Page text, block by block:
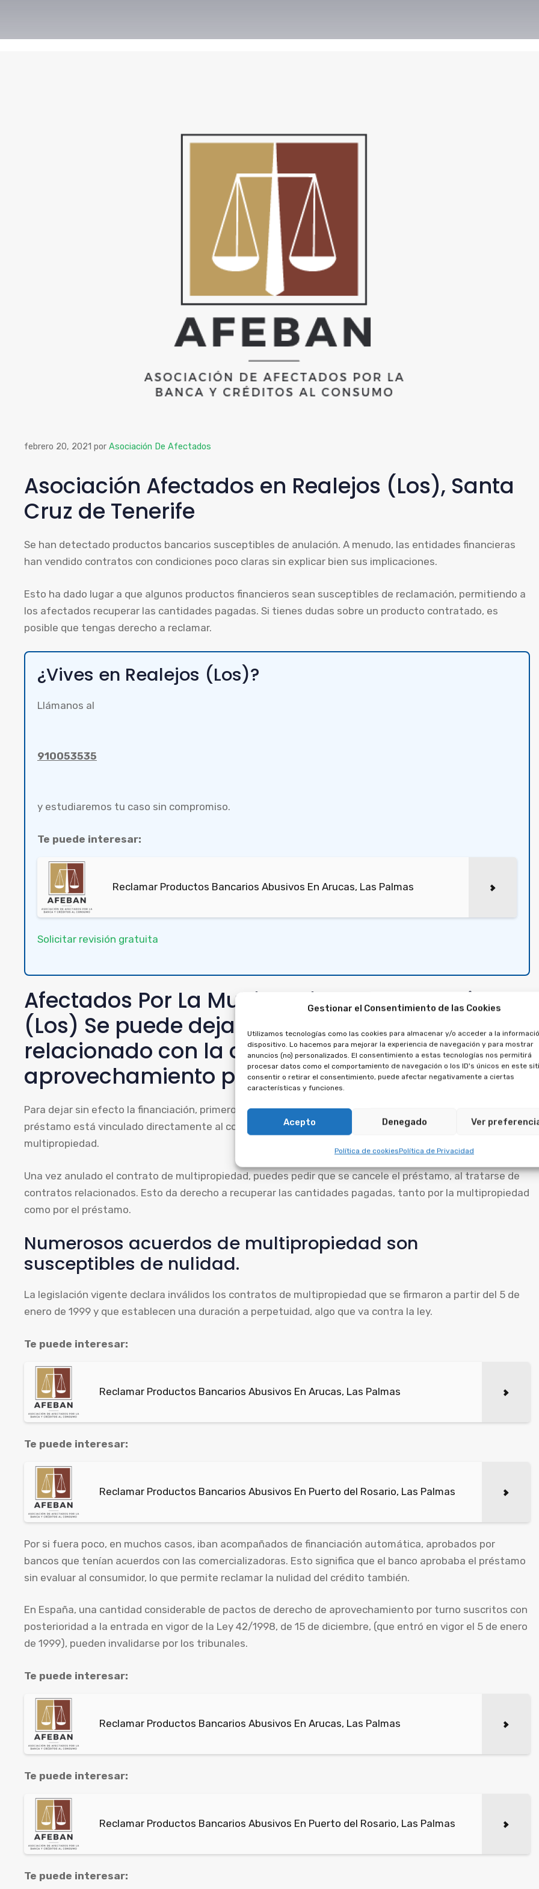
Gestionar el Consentimiento de las Cookies
Utilizamos tecnologías como las cookies para almacenar y/o acceder a la
dispositivo. Lo hacemos para mejorar la experiencia de navegación y para mostrar
anuncios (no) personalizados. El consentimiento a estas tecnologías nos permitirá
procesar datos como el comportamiento de navegación o los ID's únicos en este
consentir o retirar el consentimiento, puede afectar negativamente a ciertas
características y funciones.
Acepto Denegado Ver
Política de cookiesPolítica de Privacidad
febrero 20, 2021 por Asociación De Afectados
Asociación Afectados en Realejos (Los), Santa
Cruz de Tenerife
Se han detectado productos bancarios susceptibles de anulación. A menudo, las entidades financieras
han vendido contratos con condiciones poco claras sin explicar bien sus implicaciones.
Esto ha dado lugar a que algunos productos financieros sean susceptibles de reclamación, permitiendo a
los afectados recuperar las cantidades pagadas. Si tienes dudas sobre un producto contratado, es
posible que tengas derecho a reclamar.
¿Vives en Realejos (Los)?
Llámanos al
910053535
y estudiaremos tu caso sin compromiso.
Te puede interesar:
Reclamar Productos Bancarios Abusivos En Arucas, Las Palmas
Solicitar revisión gratuita
Afectados Por La Multipropiedad en Realejos
(Los) Se puede dejar sin efecto el préstamo
relacionado con la compra de un derecho de
aprovechamiento por turno
Para dejar sin efecto la financiación, primero hay que anular el acuerdo principal en primer lugar. El
préstamo está vinculado directamente al contrato de multipropiedad, así que debe anularse junto con la
multipropiedad.
Una vez anulado el contrato de multipropiedad, puedes pedir que se cancele el préstamo, al tratarse de
contratos relacionados. Esto da derecho a recuperar las cantidades pagadas, tanto por la multipropiedad
como por el préstamo.
Numerosos acuerdos de multipropiedad son
susceptibles de nulidad.
La legislación vigente declara inválidos los contratos de multipropiedad que se firmaron a partir del 5 de
enero de 1999 y que establecen una duración a perpetuidad, algo que va contra la ley.
Te puede interesar:
Reclamar Productos Bancarios Abusivos En Arucas, Las Palmas
Te puede interesar:
Reclamar Productos Bancarios Abusivos En Puerto del Rosario, Las Palmas
Por si fuera poco, en muchos casos, iban acompañados de financiación automática, aprobados por
bancos que tenían acuerdos con las comercializadoras. Esto significa que el banco aprobaba el préstamo
sin evaluar al consumidor, lo que permite reclamar la nulidad del crédito también.
En España, una cantidad considerable de pactos de derecho de aprovechamiento por turno suscritos con
posterioridad a la entrada en vigor de la Ley 42/1998, de 15 de diciembre, (que entró en vigor el 5 de enero
de 1999), pueden invalidarse por los tribunales.
Te puede interesar:
Reclamar Productos Bancarios Abusivos En Arucas, Las Palmas
Te puede interesar:
Reclamar Productos Bancarios Abusivos En Puerto del Rosario, Las Palmas
Te puede interesar: